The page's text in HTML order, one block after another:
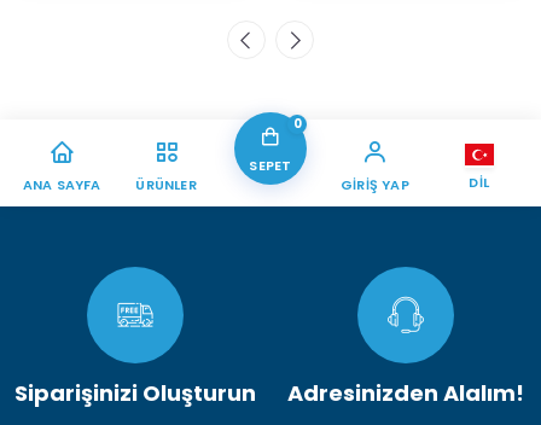
ANA SAYFA ÜRÜNLER
0
SEPET
GIRIŞ YAP
DIL
Siparişinizi Oluşturun Adresinizden Alalım!